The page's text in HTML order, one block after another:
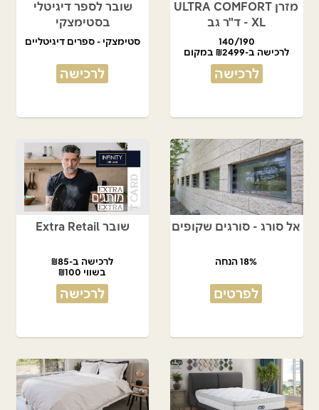
מזרן ULTRA COMFORT
XL - ד"ר גב
140/190
לרכישה ב-₪2499 במקום
₪4990
לרכישה
שובר לספר דיגיטלי
בסטימצקי
סטימצקי - ספרים דיגיטליים
לרכישה
אל סורג - סורגים שקופים
18% הנחה
לפרטים
שובר Extra Retail
לרכישה ב-₪85
בשווי ₪100
לרכישה